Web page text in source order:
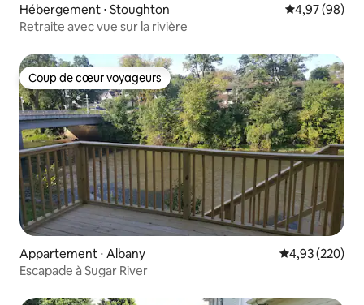
Hébergement ⋅ Stoughton Évaluation
4,97 (98)
Retraite avec vue sur la rivière
Coup de cœur voyageurs
Coup de cœur voyageurs
Appartement ⋅ Albany Évaluation
4,93 (220)
Escapade à Sugar River